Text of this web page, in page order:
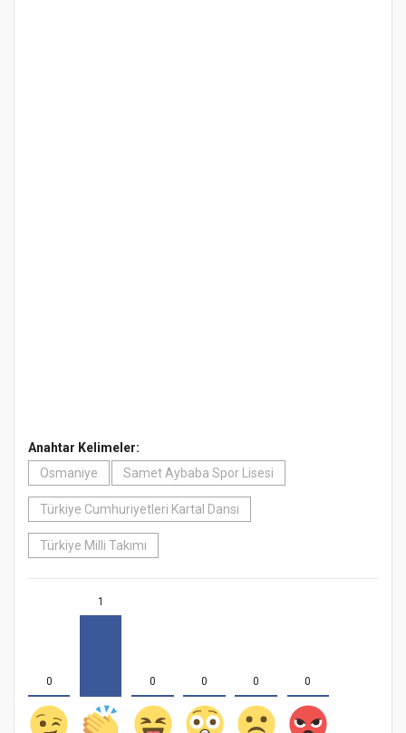
Anahtar Kelimeler:
Osmaniye
Samet Aybaba Spor Lisesi
Türkiye Cumhuriyetleri Kartal Dansı
Türkiye Milli Takımı
0
1
0 0 0 0